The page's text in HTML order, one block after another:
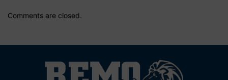
Comments are closed.